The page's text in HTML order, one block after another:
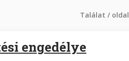
Találat / oldal
engedélye